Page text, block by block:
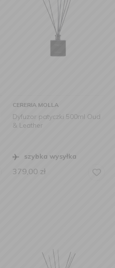
CERERIA MOLLA
Dyfuzor patyczki 500ml Oud
& Leather
szybka wysyłka
379,00 zł